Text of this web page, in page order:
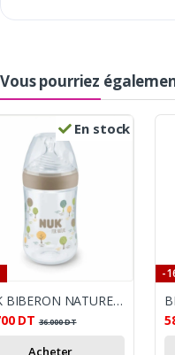
Vous pourriez
En stock
NUK BIBERON NATURE SENSE AVEC TEMPERATURE CONTROL 260ML
DT 36.000DT
Acheter
-